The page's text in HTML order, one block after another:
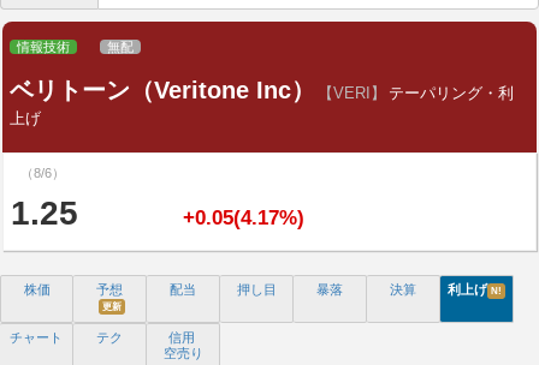
情報技術 無配
ベリトーン（Veritone Inc） 【VERI】
テーパリング・利
上げ
（8/6）
1.25 +0.05(4.17%)
株価 予想
更新
配当 押し目 暴落 決算 利上げ N!
チャート テク
信用
空売り